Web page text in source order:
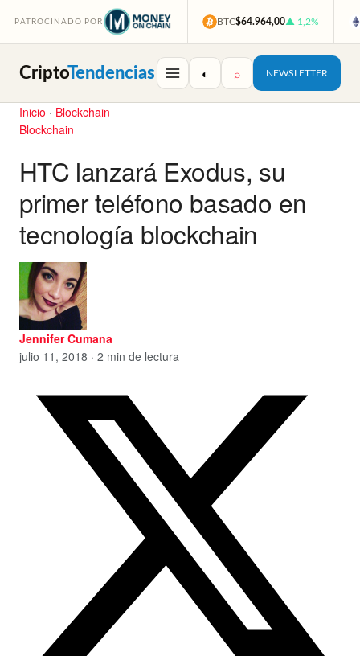
PATROCINADO POR BTC$64.964,00▲ 1,2%
CriptoTendencias ◐ ⌕ NEWSLETTER
Inicio · Blockchain
Blockchain
HTC lanzará Exodus, su
primer teléfono basado en
tecnología blockchain
Jennifer Cumana
julio 11, 2018 · 2 min de lectura